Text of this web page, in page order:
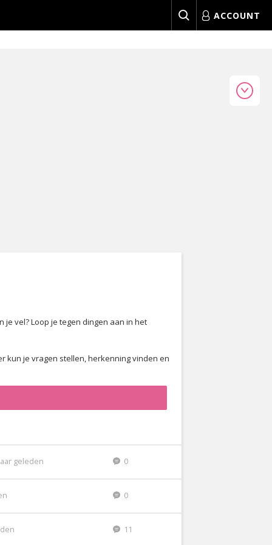
ACCOUNT
vel? Loop je tegen dingen aan in het
kun je vragen stellen, herkenning vinden en
geleden 0
0
11